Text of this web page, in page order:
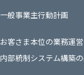
一般事業主行動計画
お客さま本位の業務運
内部統制システム構築